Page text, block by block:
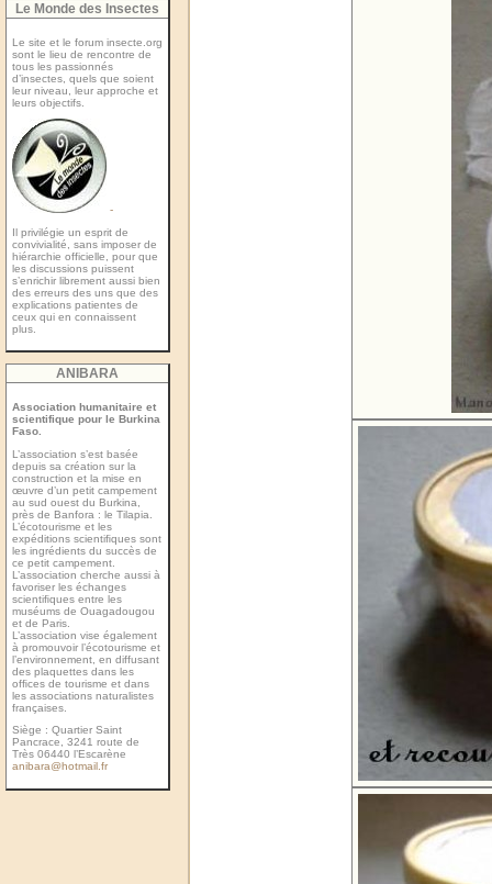
Le Monde des Insectes
Le site et le forum insecte.org
sont le lieu de rencontre de
tous les passionnés
d’insectes, quels que soient
leur niveau, leur approche et
leurs objectifs.
-
Il privilégie un esprit de
convivialité, sans imposer de
hiérarchie officielle, pour que
les discussions puissent
s’enrichir librement aussi bien
des erreurs des uns que des
explications patientes de
ceux qui en connaissent
plus.
ANIBARA
Association humanitaire et
scientifique pour le Burkina
Faso.
L’association s’est basée
depuis sa création sur la
construction et la mise en
œuvre d’un petit campement
au sud ouest du Burkina,
près de Banfora : le Tilapia.
L’écotourisme et les
expéditions scientiﬁques sont
les ingrédients du succès de
ce petit campement.
L’association cherche aussi à
favoriser les échanges
scientiﬁques entre les
muséums de Ouagadougou
et de Paris.
L’association vise également
à promouvoir l’écotourisme et
l’environnement, en diffusant
des plaquettes dans les
ofﬁces de tourisme et dans
les associations naturalistes
françaises.
Siège : Quartier Saint
Pancrace, 3241 route de
Très 06440 l’Escarène
anibara@hotmail.fr